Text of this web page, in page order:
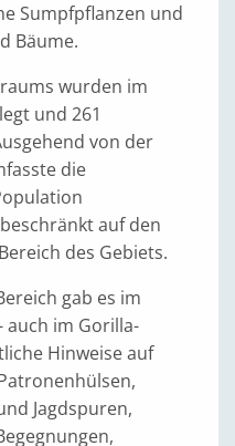
Sumpfpflanzen und
Bäume.
wurden im
und 261
von der
die
auf den
des Gebiets.
gab es im
auch im Gorilla-
Hinweise auf
Jagdspuren,